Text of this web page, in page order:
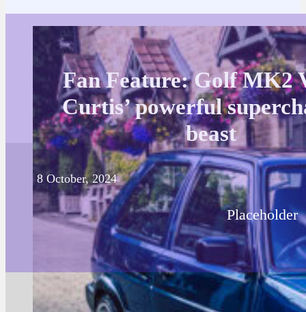
Fan Feature: Golf MK2
Curtis’ powerful
beast
8 October, 2024
Placeholder
Posted